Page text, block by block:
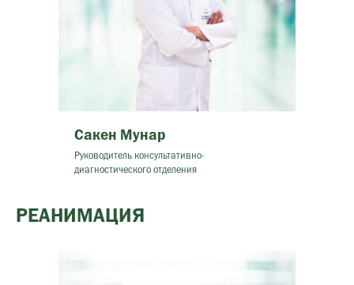
Сакен Мунар
Руководитель консультативно-
диагностического отделения
РЕАНИМАЦИЯ